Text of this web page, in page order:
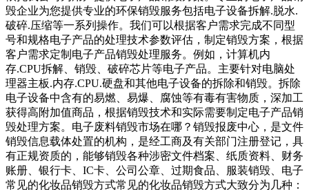
毁企业为您提供专业的环保销毁服务包括电子设备拆解.脱水.
破碎.压缩等一系列操作。我们可以根据客户需求完成不同型
号和规格电子产品的处理技术参数评估，制定销毁方案，根据
客户需求定制电子产品销毁处理服务。例如，计算机内
存.CPU拆解、销毁、破碎芯片等电子产品。主要针对电脑处
理器主板.内存.CPU.硬盘和其他电子设备的拆除和销毁。拆除
电子设备中含有的易燃、易爆、腐蚀等有毒有害物质，深加工
获得高附加值商品，根据销毁技术和实际需要制定电子产品销
毁处理方案。电子废料销毁市场在哪？销毁报废中心，是文件
销毁信息载体处置的机构，是经工商及有关部门注册登记，具
有正规资质的，能够销毁各种涉密文件档案、纸质资料、财务
账册、银行卡、IC卡、公司公章、过期食品、服装销毁、电子
常见的化妆品销毁方式常见的化妆品销毁方式大致分为几种：